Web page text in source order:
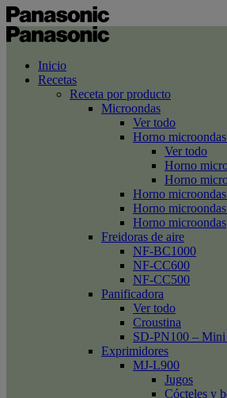
Inicio
Recetas
Receta por producto
Microondas
Ver todo
Horno
Ver todo
Horno
Horno
Horno
Horno
Horno microondas
Freidoras de aire
NF-BC1000
NF-CC600
NF-CC500
Panificadora
Ver todo
Croustina
SD-PN100 – Mini
Exprimidores
MJ-L900
Jugos
Cócteles y